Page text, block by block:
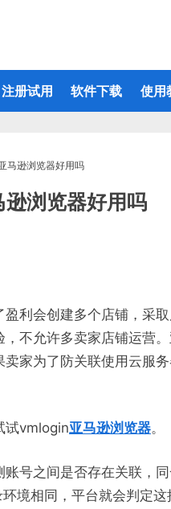
注册试用 软件下载 使用
马逊浏览器好用吗
浏览器好用吗
利会创建多个店铺，采
不允许多卖家店铺运营
家为了防关联使用云服
试vmlogin亚马逊浏览器。
号之间是否存在关联，
境相同，平台就会判定这